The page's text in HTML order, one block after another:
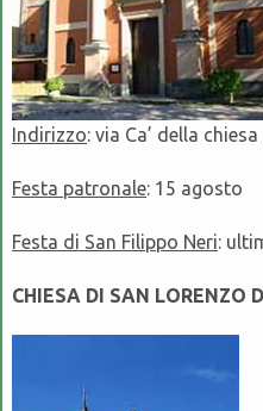
Indirizzo: via Ca’ della chiesa
Festa patronale: 15 agosto
Festa di San Filippo Neri:
CHIESA DI SAN LORENZO